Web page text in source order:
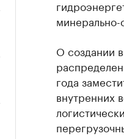
О создании
года
внутренних